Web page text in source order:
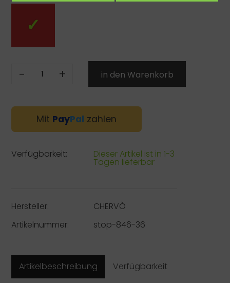
- +
Mit PayPal zahlen
Verfügbarkeit: Dieser Artikel ist in 1-3
Tagen lieferbar
Hersteller:
CHERVÒ
Artikelnummer:
stop-846-36
Artikelbeschreibung
Verfügbarkeit